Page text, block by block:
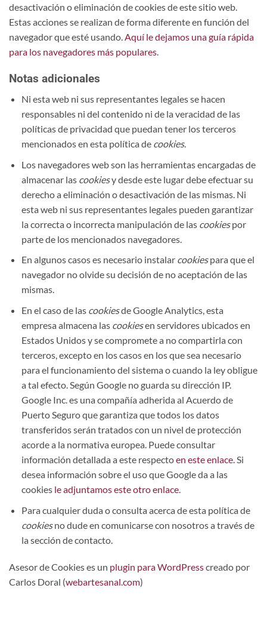
desactivación o eliminación de cookies de este sitio web.
Estas acciones se realizan de forma diferente en función del
navegador que esté usando. Aquí le dejamos una guía rápida
para los navegadores más populares
Notas adicionales
Ni esta web ni sus representantes legales se hacen
responsables ni del contenido ni de la veracidad de las
políticas de privacidad que puedan tener los terceros
mencionados en esta política de cookies.
Los navegadores web son las herramientas encargadas de
almacenar las cookiesy desde este lugar debe efectuar su
derecho a eliminación o desactivación de las mismas. Ni
esta web ni sus representantes legales pueden garantizar
la correcta o incorrecta manipulación de las cookiespor
parte de los mencionados navegadores.
En algunos casos es necesario instalar cookiespara que el
navegador no olvide su decisión de no aceptación de las
mismas.
En el caso de las cookiesde Google Analytics, esta
empresa almacena las cookiesen servidores ubicados en
Estados Unidos y se compromete a no compartirla con
terceros, excepto en los casos en los que sea necesario
para el funcionamiento del sistema o cuando la ley obligue
a tal efecto. Según Google no guarda su dirección IP.
Google Inc. es una compañía adherida al Acuerdo de
Puerto Seguro que garantiza que todos los datos
transferidos serán tratados con un nivel de protección
acorde a la normativa europea. Puede consultar
información detallada a este respectoen este enlace. Si
desea información sobre el uso que Google da a las
cookies le adjuntamos este otro enlace.
Para cualquier duda o consulta acerca de esta política de
cookiesno dude en comunicarse con nosotros a través de
la sección de contacto.
Asesor de Cookies es un plugin para WordPresscreado por
Carlos Doral (webartesanal.com)